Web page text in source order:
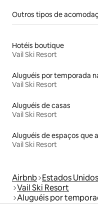
Outros tipos de
Hotéis boutique
Vail Ski Resort
Vail Ski Resort
Aluguéis de casas
Vail Ski Resort
Vail Ski Resort
Airbnb Estados Unidos
Vail Ski Resort
Aluguéis por